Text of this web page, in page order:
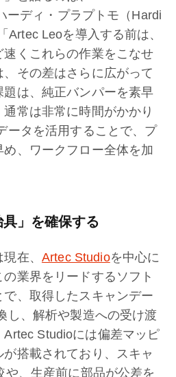
ーディ・プラプトモ（Hardi
Artec Leoを導入する前は、
くこれらの作業をこなせ
その差はさらに広がって
は、純正バンパーを素早
常は非常に時間がかかり
ータを活用することで、プ
、ワークフロー全体を加
」を確保する
在、 Artec Studioを中心に
業界をリードするソフト
、取得したスキャンデー
し、解析や製造への受け渡
Artec Studioには偏差マッピ
搭載されており、スキャ
や、生産前に部品が公差を